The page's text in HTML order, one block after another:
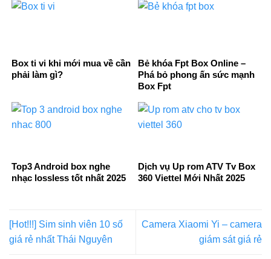
Box ti vi khi mới mua về cần
phải làm gì?
Bẻ khóa Fpt Box Online –
Phá bỏ phong ấn sức mạnh
Box Fpt
Top3 Android box nghe
nhạc lossless tốt nhất 2025
Dịch vụ Up rom ATV Tv Box
360 Viettel Mới Nhất 2025
[Hot!!!] Sim sinh viên 10 số
giá rẻ nhất Thái Nguyên
Camera Xiaomi Yi – camera
giám sát giá rẻ